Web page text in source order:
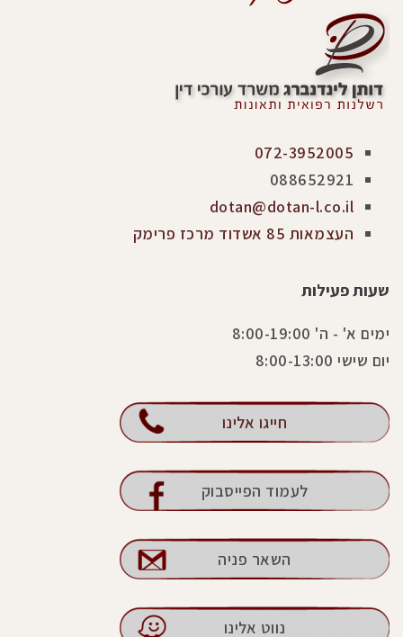
072-3952005
088652921
dotan@dotan-l.co.il
העצמאות 85 אשדוד מרכז פרימק
שעות פעילות
ימים א' - ה' 8:00-19:00
יום שישי 8:00-13:00
חייגו אלינו
לעמוד הפייסבוק
השאר פניה
נווט אלינו